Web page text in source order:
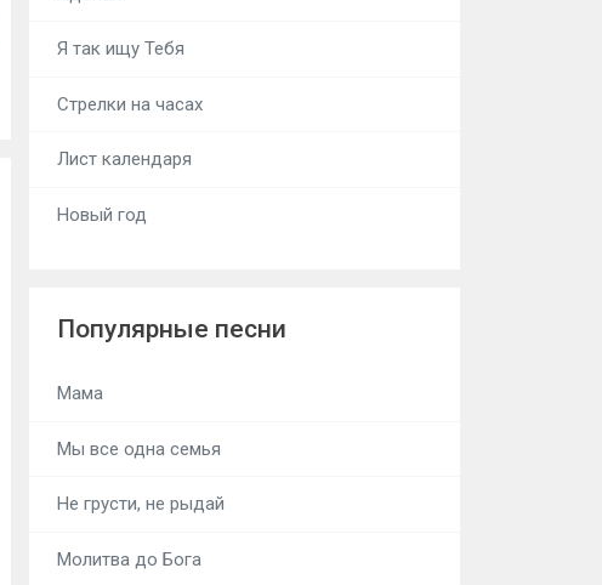
Я так ищу Тебя
Стрелки на часах
Лист календаря
Новый год
Популярные песни
Мама
Мы все одна семья
Не грусти, не рыдай
Молитва до Бога